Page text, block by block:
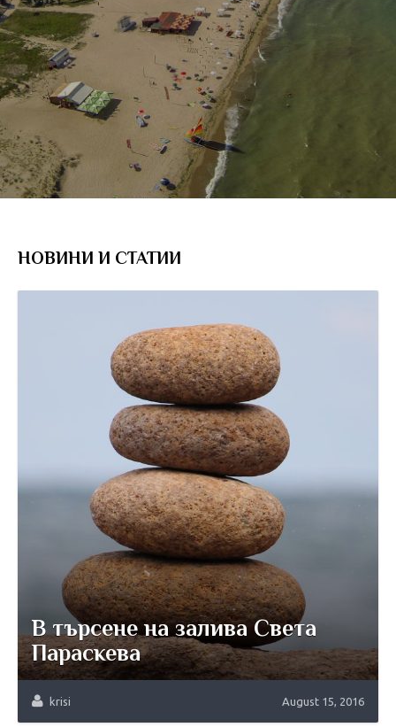
НОВИНИ И СТАТИИ
В търсене на залива Света
Параскева
krisi August 15, 2016